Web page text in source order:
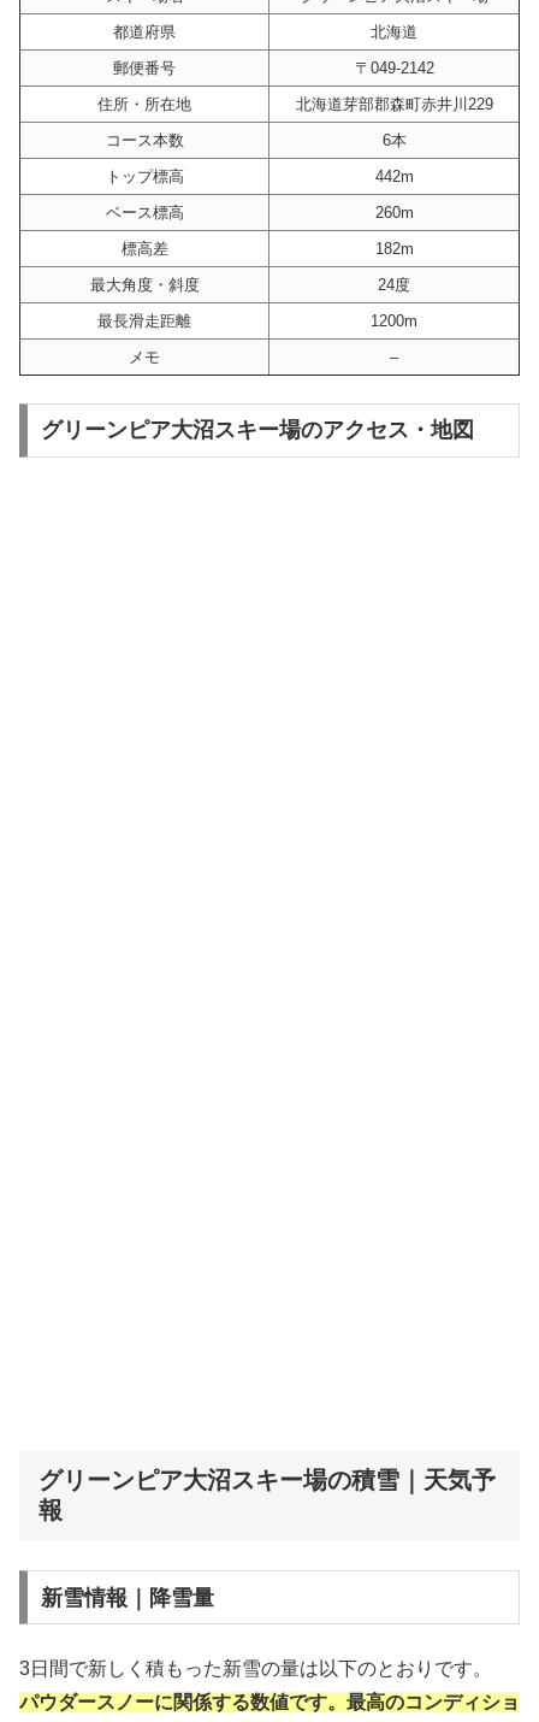
都道府県
北海道
郵便番号
〒049-2142
住所・所在地
北海道芽部郡森町赤井川229
コース本数
6本
トップ標高
442m
ベース標高
260m
標高差
182m
最大角度・斜度
24度
最長滑走距離
1200m
メモ
–
グリーンピア大沼スキー場のアクセス・地図
グリーンピア大沼スキー場の積雪｜天気予
報
新雪情報｜降雪量
3日間で新しく積もった新雪の量は以下のとおりです。
パウダースノーに関係する数値です。最高のコンディショ